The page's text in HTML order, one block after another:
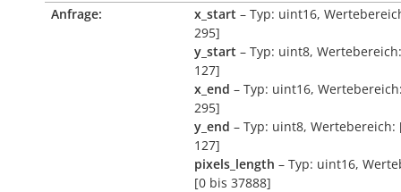
Anfrage:
x_start – Typ: uint16,
295]
y_start – Typ: uint8,
127]
x_end – Typ: uint16,
295]
y_end – Typ: uint8, Wertebereich:
127]
pixels_length – Typ: uint16,
[0 bis 37888]